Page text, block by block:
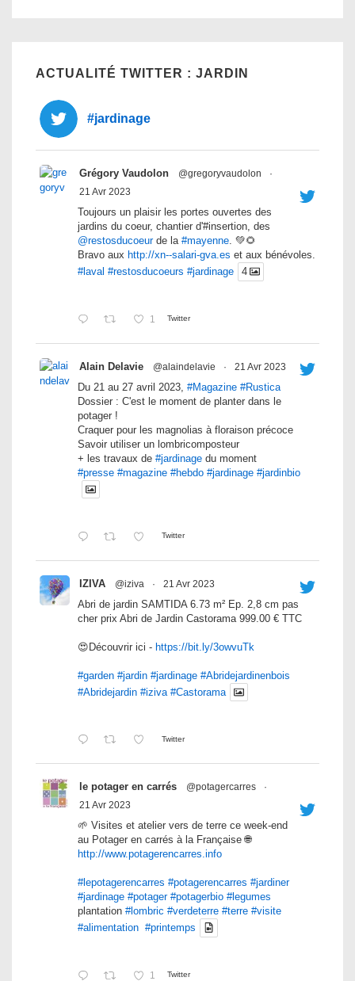
ACTUALITÉ TWITTER : JARDIN
#jardinage
Grégory Vaudolon @gregoryvaudolon
·
21 Avr 2023
Toujours un plaisir les portes ouvertes des
jardins du coeur, chantier d'#insertion, des
@restosducoeurde la #mayenne. 💚🌻
Bravo aux http://xn--salari-gva.es et aux bénévoles.
#laval #restosducoeurs #jardinage 4
1 Twitter
Alain Delavie @alaindelavie · 21 Avr 2023
Du 21 au 27 avril 2023, #Magazine #Rustica
Dossier : C'est le moment de planter dans le
potager !
Craquer pour les magnolias à floraison précoce
Savoir utiliser un lombricomposteur
+ les travaux de #jardinage du moment
#presse #magazine #hebdo #jardinage #jardinbio
Twitter
IZIVA @iziva · 21 Avr 2023
Abri de jardin SAMTIDA 6.73 m² Ep. 2,8 cm pas
cher prix Abri de Jardin Castorama 999.00 € TTC
😍Découvrir ici - https://bit.ly/3owvuTk
#garden #jardin #jardinage #Abridejardinenbois
#Abridejardin #iziva #Castorama
Twitter
le potager en carrés @potagercarres
·
21 Avr 2023
🌱 Visites et atelier vers de terre ce week-end
au Potager en carrés à la Française 🌐
http://www.potagerencarres.info
#lepotagerencarres #potagerencarres #jardiner
#jardinage #potager #potagerbio #legumes
plantation #lombric #verdeterre #terre #visite
#alimentation #printemps
1 Twitter